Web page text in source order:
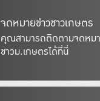
จดหมายข่าวชาวเกษตร
คุณสามารถติดตามจดหม
ชาวม.เกษตรได้ที่นี่